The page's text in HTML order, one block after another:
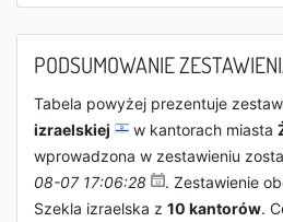
PODSUMOWANIE
Tabela powyżej prezentuje
izraelskiej
w kantorach miasta
wprowadzona w zestawieniu
08-07 17:06:28
. Zestawienie
Szekla izraelska z 10 kantorów.